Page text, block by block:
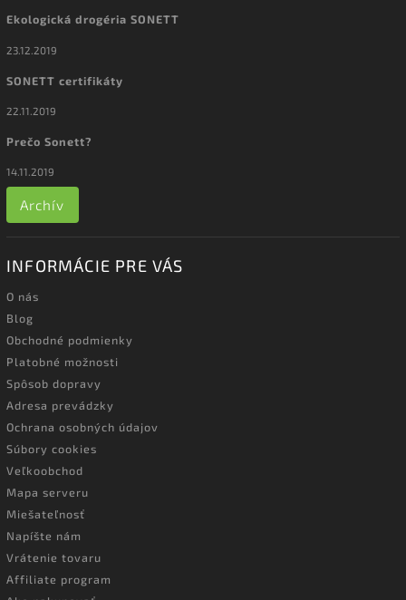
Ekologická drogéria SONETT
23.12.2019
SONETT certifikáty
22.11.2019
Prečo Sonett?
14.11.2019
Archív
INFORMÁCIE PRE VÁS
O nás
Blog
Obchodné podmienky
Platobné možnosti
Spôsob dopravy
Adresa prevádzky
Ochrana osobných údajov
Súbory cookies
Veľkoobchod
Mapa serveru
Miešateľnosť
Napíšte nám
Vrátenie tovaru
Affiliate program